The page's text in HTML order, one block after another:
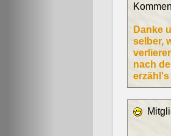
Danke
selber,
nach